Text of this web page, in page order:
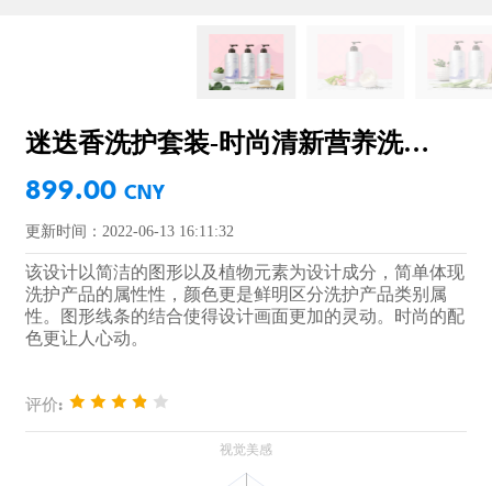
迷迭香洗护套装-时尚清新营养洗护套装-洗发露-沐浴露-护发素
899.00 CNY
更新时间：2022-06-13 16:11:32
该设计以简洁的图形以及植物元素为设计成分，简单体现
洗护产品的属性性，颜色更是鲜明区分洗护产品类别属
性。图形线条的结合使得设计画面更加的灵动。时尚的配
色更让人心动。
评价: